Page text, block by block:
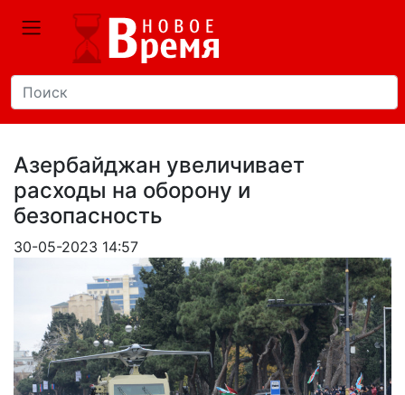
Азербайджан увеличивает
расходы на оборону и
безопасность
30-05-2023 14:57